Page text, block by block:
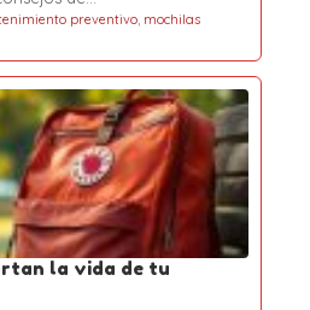
preventivo, mochilas
la vida de tu